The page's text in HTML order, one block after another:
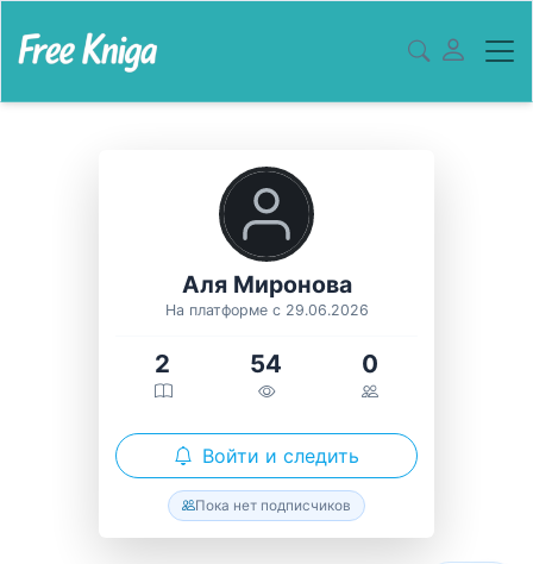
Аля Миронова
На платформе с 29.06.2026
2 54 0
Войти и следить
Пока нет подписчиков